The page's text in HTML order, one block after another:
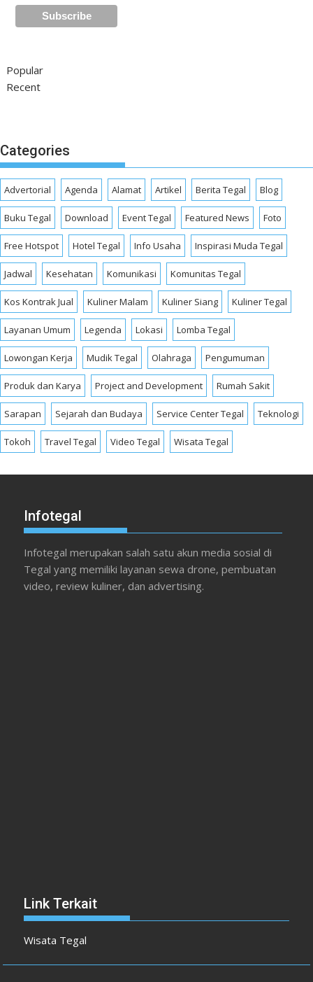
Popular
Recent
Categories
Advertorial Agenda Alamat Artikel Berita Tegal Blog
Buku Tegal Download Event Tegal Featured News Foto
Free Hotspot Hotel Tegal Info Usaha Inspirasi Muda Tegal
Jadwal Kesehatan Komunikasi Komunitas Tegal
Kos Kontrak Jual Kuliner Malam Kuliner Siang Kuliner Tegal
Layanan Umum Legenda Lokasi Lomba Tegal
Lowongan Kerja Mudik Tegal Olahraga Pengumuman
Produk dan Karya Project and Development Rumah Sakit
Sarapan Sejarah dan Budaya Service Center Tegal Teknologi
Tokoh Travel Tegal Video Tegal Wisata Tegal
Infotegal
Infotegal merupakan salah satu akun media sosial di
Tegal yang memiliki layanan sewa drone, pembuatan
video, review kuliner, dan advertising.
Link Terkait
Wisata Tegal